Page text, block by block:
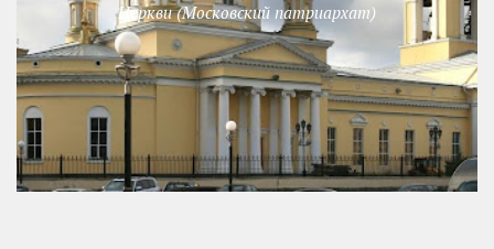
Церкви (Московский патриархат)